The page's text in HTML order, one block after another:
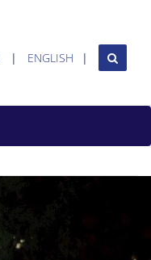
ENGLISH